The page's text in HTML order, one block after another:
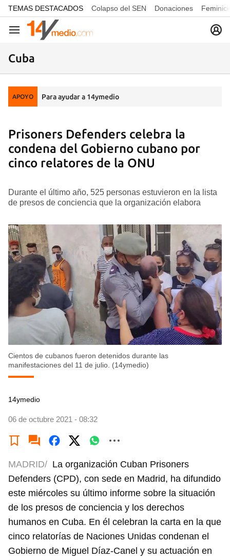
common.go-to-content
TEMAS DESTACADOS Colapso del SEN Donaciones
Navegación
Cuba
APOYO Para ayudar a 14ymedio
Prisoners Defenders celebra la
condena del Gobierno cubano por
cinco relatores de la ONU
Durante el último año, 525 personas estuvieron en la lista
de presos de conciencia que la organización elabora
Cientos de cubanos fueron detenidos durante las
manifestaciones del 11 de julio. (14ymedio)
14ymedio
06 de octubre 2021 - 08:32
MADRID/ La organización Cuban Prisoners
Defenders (CPD), con sede en Madrid, ha difundido
este miércoles su último informe sobre la situación
de los presos de conciencia y los derechos
humanos en Cuba. En él celebran la carta en la que
cinco relatorías de Naciones Unidas condenan el
Gobierno de Miguel Díaz-Canel y su actuación en